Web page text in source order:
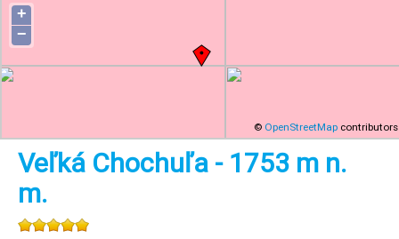
+
−
© OpenStreetMap contributors
Veľká Chochuľa - 1753 m n.
m.